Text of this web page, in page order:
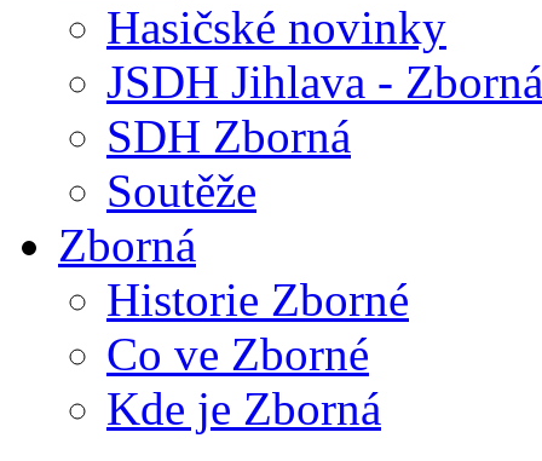
Hasičské novinky
JSDH Jihlava - Zborná
SDH Zborná
Soutěže
Zborná
Historie Zborné
Co ve Zborné
Kde je Zborná